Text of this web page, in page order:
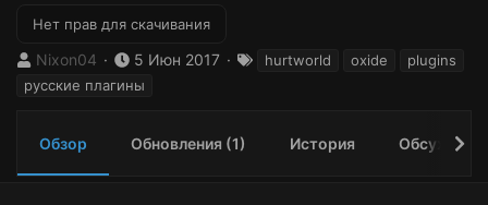
Нет прав для скачивания
А
в
р
Nixon04
Д
а
с
5 Июн 2017 hurtworld oxide
plugins
русские плагины
Обзор Обновления (1) История